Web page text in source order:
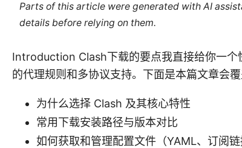
Parts of this article were generated with AI
details before relying on them.
Introduction Clash下载的要点我直接给你一
的代理规则和多协议支持。下面是本篇文章会
为什么选择 Clash 及其核心特性
常用下载安装路径与版本对比
如何获取和管理配置文件（YAML、订阅链